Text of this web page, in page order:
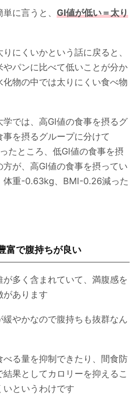
に言うと、 GI値が低い＝太り
にくいかという話に戻ると、
やパンに比べて低いことが分か
化物の中では太りにくい食べ物
では、高GI値の食事を摂るグ
事を摂るグループに分けて
たところ、低GI値の食事を摂
方が、高GI値の食事を摂ってい
体重-0.63kg、BMI-0.26減った
富で腹持ちが良い
多く含まれていて、満腹感を
があります
やかなので腹持ちも抜群なん
べる量を抑制できたり、間食防
果としてカロリーを抑えるこ
いというわけです